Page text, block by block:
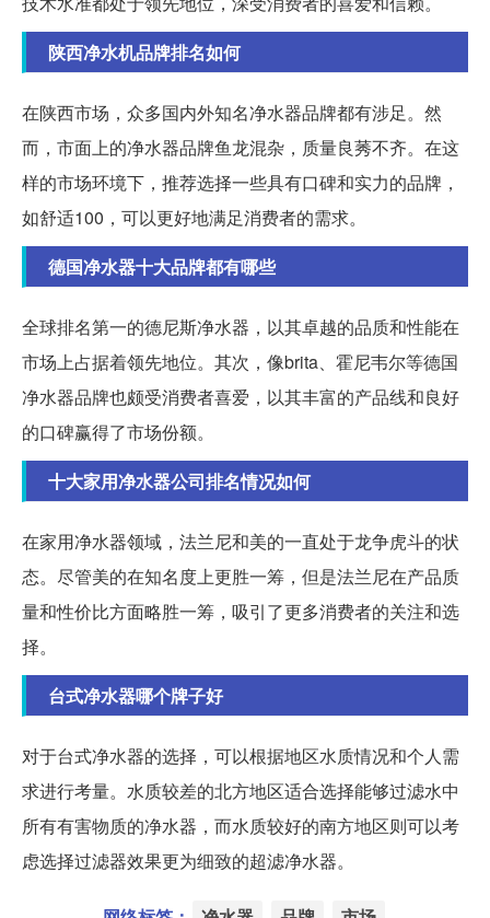
陕西净水机品牌排名如何
在陕西市场，众多国内外知名净水器品牌都有涉足。然
而，市面上的净水器品牌鱼龙混杂，质量良莠不齐。在这
样的市场环境下，推荐选择一些具有口碑和实力的品牌，
如舒适100，可以更好地满足消费者的需求。
德国净水器十大品牌都有哪些
全球排名第一的德尼斯净水器，以其卓越的品质和性能在
市场上占据着领先地位。其次，像brita、霍尼韦尔等德国
净水器品牌也颇受消费者喜爱，以其丰富的产品线和良好
的口碑赢得了市场份额。
十大家用净水器公司排名情况如何
在家用净水器领域，法兰尼和美的一直处于龙争虎斗的状
态。尽管美的在知名度上更胜一筹，但是法兰尼在产品质
量和性价比方面略胜一筹，吸引了更多消费者的关注和选
择。
台式净水器哪个牌子好
对于台式净水器的选择，可以根据地区水质情况和个人需
求进行考量。水质较差的北方地区适合选择能够过滤水中
所有有害物质的净水器，而水质较好的南方地区则可以考
虑选择过滤器效果更为细致的超滤净水器。